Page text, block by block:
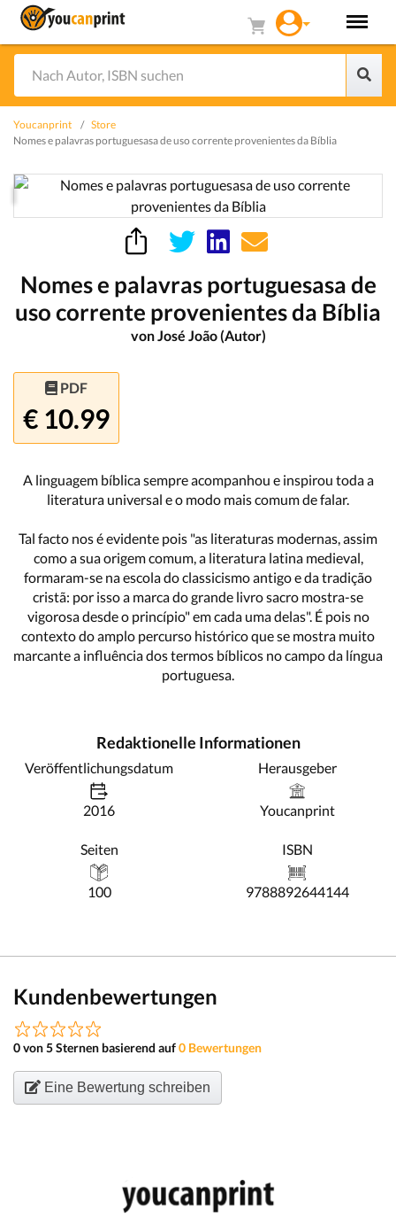
Youcanprint
Store
Nomes e palavras portuguesasa de uso corrente provenientes da Bíblia
Nomes e palavras portuguesasa de
uso corrente provenientes da Bíblia
von José João (Autor)
PDF
€ 10.99
A linguagem bíblica sempre acompanhou e inspirou toda a
literatura universal e o modo mais comum de falar.
Tal facto nos é evidente pois "as literaturas modernas, assim
como a sua origem comum, a literatura latina medieval,
formaram-se na escola do classicismo antigo e da tradição
cristã: por isso a marca do grande livro sacro mostra-se
vigorosa desde o princípio" em cada uma delas". É pois no
contexto do amplo percurso histórico que se mostra muito
marcante a influência dos termos bíblicos no campo da língua
portuguesa.
Redaktionelle Informationen
Veröffentlichungsdatum
2016
Herausgeber
Youcanprint
Seiten
100
ISBN
9788892644144
Kundenbewertungen
0 von 5 Sternen basierend auf0 Bewertungen
Eine Bewertung schreiben